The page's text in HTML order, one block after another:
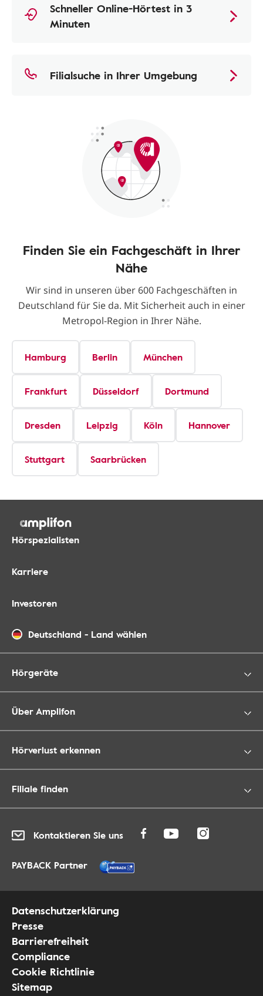
Schneller Online-Hörtest in 3
Minuten
Filialsuche in Ihrer Umgebung
Finden Sie ein Fachgeschäft in Ihrer
Nähe
Wir sind in unseren über 600 Fachgeschäften in
Deutschland für Sie da. Mit Sicherheit auch in einer
Metropol-Region in Ihrer Nähe.
Hamburg Berlin München
Frankfurt Düsseldorf Dortmund
Dresden Leipzig Köln Hannover
Stuttgart Saarbrücken
Hörspezialisten
Karriere
Investoren
Deutschland - Land wählen
Hörgeräte
Über Amplifon
Hörverlust erkennen
Filiale finden
Kontaktieren Sie uns
PAYBACK Partner
Datenschutzerklärung
Presse
Barrierefreiheit
Compliance
Cookie Richtlinie
Sitemap